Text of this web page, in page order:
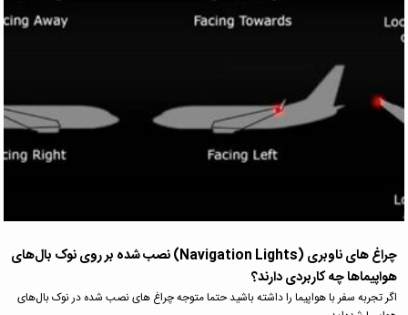
چراغ های ناوبری (Navigation Lights) نصب شده بر روی نوک بال‌های
هواپیماها چه کاربردی دارند؟
اگر تجربه سفر با هواپیما را داشته باشید حتما متوجه چراغ های نصب شده در نوک بال‌های